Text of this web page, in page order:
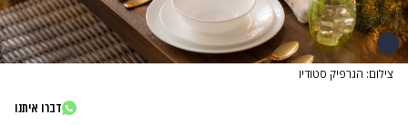
צילום: הגרפיק סטודיו
דברו איתנו